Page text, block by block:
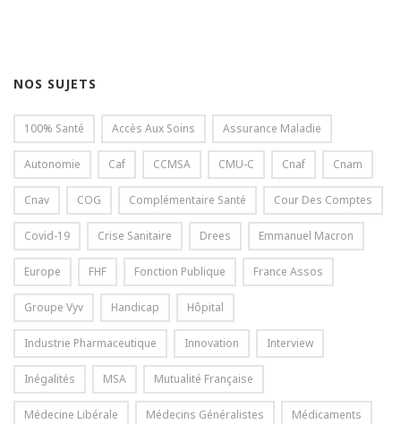
NOS SUJETS
100% Santé Accès Aux Soins Assurance Maladie
Autonomie Caf CCMSA CMU-C Cnaf Cnam
Cnav COG Complémentaire Santé Cour Des Comptes
Covid-19 Crise Sanitaire Drees Emmanuel Macron
Europe FHF Fonction Publique France Assos
Groupe Vyv Handicap Hôpital
Industrie Pharmaceutique Innovation Interview
Inégalités MSA Mutualité Française
Médecine Libérale Médecins Généralistes Médicaments